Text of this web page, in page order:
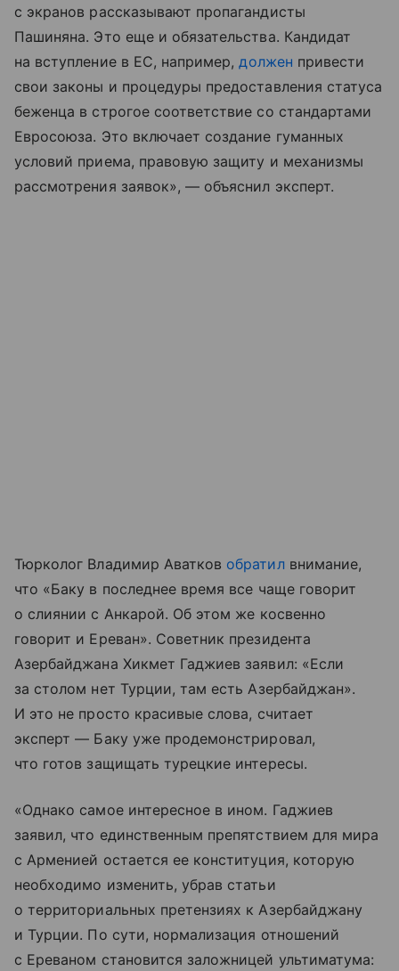
с экранов рассказывают пропагандисты
Пашиняна. Это еще и обязательства. Кандидат
на вступление в ЕС, например,должен привести
свои законы и процедуры предоставления статуса
беженца в строгое соответствие со стандартами
Евросоюза. Это включает создание гуманных
условий приема, правовую защиту и механизмы
рассмотрения заявок», — объяснил эксперт.
Тюрколог Владимир Аватков обратилвнимание,
что «Баку в последнее время все чаще говорит
о слиянии с Анкарой. Об этом же косвенно
говорит и Ереван». Советник президента
Азербайджана Хикмет Гаджиев заявил: «Если
за столом нет Турции, там есть Азербайджан».
И это не просто красивые слова, считает
эксперт — Баку уже продемонстрировал,
что готов защищать турецкие интересы.
«Однако самое интересное в ином. Гаджиев
заявил, что единственным препятствием для мира
с Арменией остается ее конституция, которую
необходимо изменить, убрав статьи
о территориальных претензиях к Азербайджану
и Турции. По сути, нормализация отношений
с Ереваном становится заложницей ультиматума: